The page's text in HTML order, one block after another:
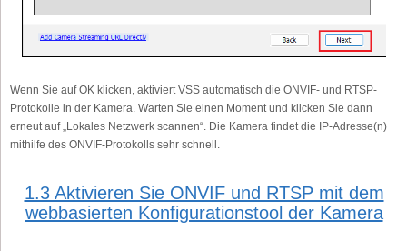
Wenn Sie auf OK klicken, aktiviert VSS automatisch die ONVIF- und RTSP-
Protokolle in der Kamera. Warten Sie einen Moment und klicken Sie dann
erneut auf „Lokales Netzwerk scannen“. Die Kamera findet die IP-Adresse(n)
mithilfe des ONVIF-Protokolls sehr schnell.
1.3 Aktivieren Sie ONVIF und RTSP mit dem
webbasierten Konfigurationstool der Kamera